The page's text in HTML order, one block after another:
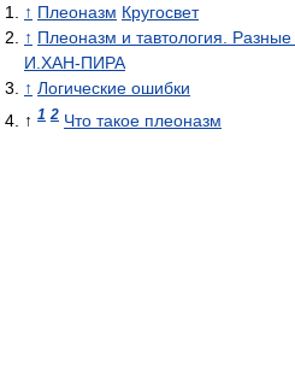
↑ Плеоназм Кругосвет
↑ Плеоназм и тавтология.
И.ХАН-ПИРА
↑ Логические ошибки
↑ 1 2 Что такое плеоназм